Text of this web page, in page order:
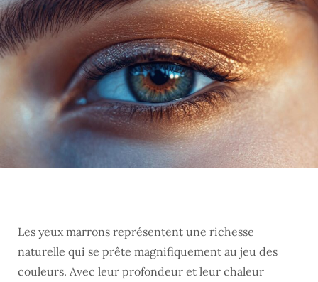
Les yeux marrons représentent une richesse
naturelle qui se prête magnifiquement au jeu des
couleurs. Avec leur profondeur et leur chaleur